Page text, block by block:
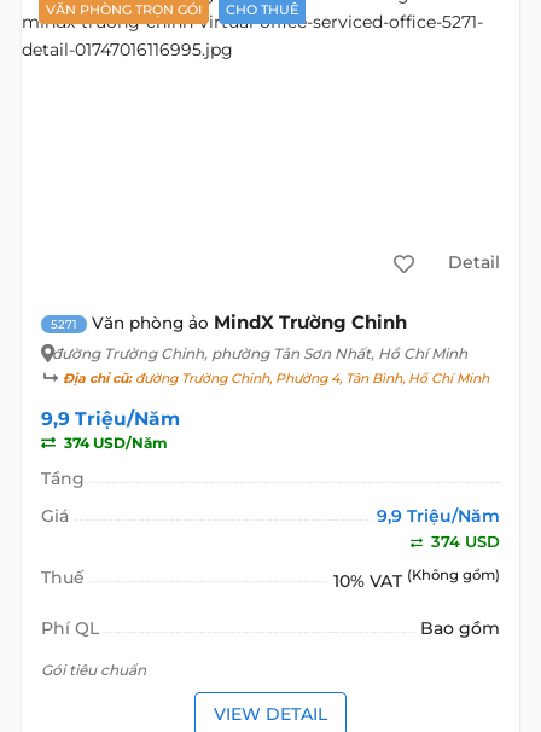
VĂN PHÒNG TRỌN GÓI CHO THUÊ
Detail
5271 Văn phòng ảo MindX Trường Chinh
đường Trường Chinh, phường Tân Sơn Nhất, Hồ Chí Minh
Địa chỉ cũ:đường Trường Chinh, Phường 4, Tân Bình, Hồ Chí Minh
9,9 Triệu/Năm
374 USD/Năm
Tầng
Giá
9,9 Triệu/Năm
374 USD
Thuế 10% VAT (Không gồm)
Phí QL Bao gồm
Gói tiêu chuẩn
VIEW DETAIL